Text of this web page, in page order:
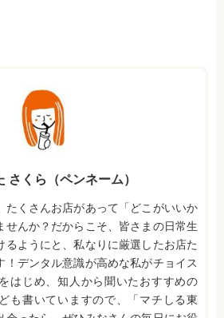
さくら（ペンネーム）
たくさんお店があって「どこがいいか
せんか？だからこそ、皆さまの日常生
るようにと、私なりに厳選したお店た
！デンタル意識が高めな私がチョイス
はじめ、知人から聞いたおすすめの
も書いていますので、「マチしる東